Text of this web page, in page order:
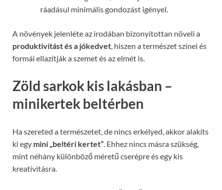
ráadásul minimális gondozást igényel.
A növények jelenléte az irodában bizonyítottan növeli a
produktivitást és a jókedvet, hiszen a természet színei és
formái ellazítják a szemet és az elmét is.
Zöld sarkok kis lakásban –
minikertek beltérben
Ha szereted a természetet, de nincs erkélyed, akkor alakíts
ki egy mini „beltéri kertet” . Ehhez nincs másra szükség,
mint néhány különböző méretű cserépre és egy kis
kreativitásra.